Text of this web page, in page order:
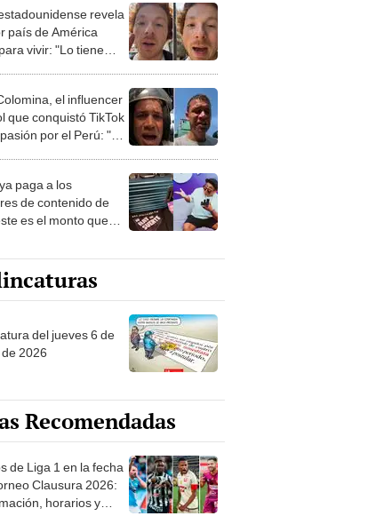
revela
país de América
vivir: "Lo tiene
el influencer
que conquistó TikTok
por el Perú: "Mi
paga a los
de contenido de
es el monto que
del jueves 6 de
2026
Recomendadas
de Liga 1 en la fecha
Clausura 2026:
horarios y